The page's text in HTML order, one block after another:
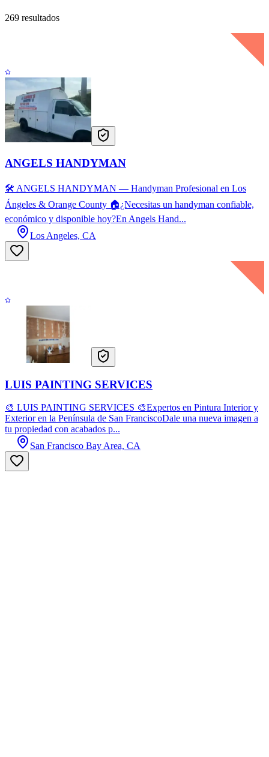
269 resultados
ANGELS HANDYMAN
🛠️ ANGELS HANDYMAN — Handyman Profesional en Los
Ángeles & Orange County 🏠¿Necesitas un handyman confiable,
económico y disponible hoy?En Angels Hand...
Los Angeles, CA
LUIS PAINTING SERVICES
🎨 LUIS PAINTING SERVICES 🎨Expertos en Pintura Interior y
Exterior en la Península de San FranciscoDale una nueva imagen a
tu propiedad con acabados p...
San Francisco Bay Area, CA